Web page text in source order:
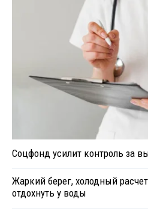
Соцфонд усилит контроль за
Жаркий берег, холодный
отдохнуть у воды